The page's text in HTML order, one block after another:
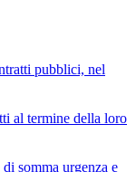
pubblici, nel
al termine della loro
somma urgenza e